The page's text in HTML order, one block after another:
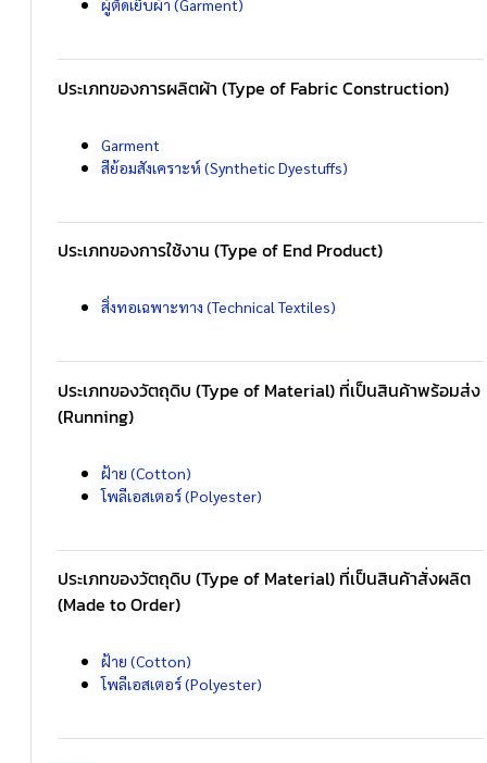
ผู้ตัดเย็บผ้า (Garment)
ประเภทของการผลิตผ้า (Type of Fabric Construction)
Garment
สีย้อมสังเคราะห์ (Synthetic Dyestuffs)
ประเภทของการใช้งาน (Type of End Product)
สิ่งทอเฉพาะทาง (Technical Textiles)
ประเภทของวัตถุดิบ (Type of Material) ที่เป็นสินค้าพร้อมส่ง
(Running)
ฝ้าย (Cotton)
โพลีเอสเตอร์ (Polyester)
ประเภทของวัตถุดิบ (Type of Material) ที่เป็นสินค้าสั่งผลิต
(Made to Order)
ฝ้าย (Cotton)
โพลีเอสเตอร์ (Polyester)